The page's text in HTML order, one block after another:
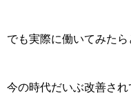
でも実際に働いてみた
今の時代だいぶ改善さ